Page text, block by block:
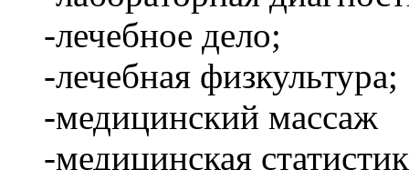
-лечебное дело;
-лечебная физкультура;
-медицинский массаж
-медицинская